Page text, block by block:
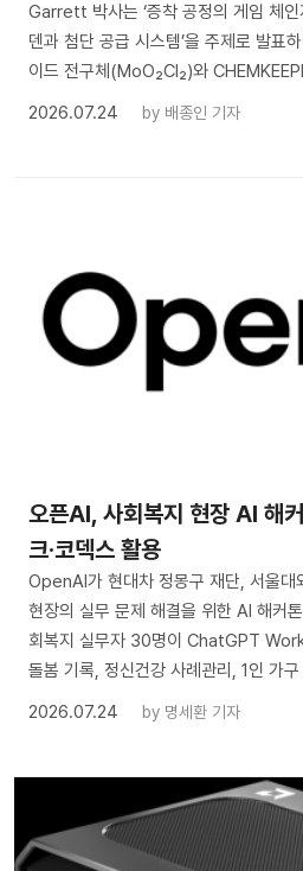
Garrett 박사는 ‘증착 공정의 게임 체
덴과 첨단 공급 시스템’을 주제로 발표
이드 전구체(MoO₂Cl₂)와
2026.07.24
by 배종인 기자
오픈AI, 사회복지 현장 AI 해
크·코덱스 활용
OpenAI가 현대차 정몽구 재단, 서울대
현장의 실무 문제 해결을 위한 AI 해커
회복지 실무자 30명이 ChatGPT
돌봄 기록, 정신건강 사례관리, 1인 가
2026.07.24
by 명세환 기자